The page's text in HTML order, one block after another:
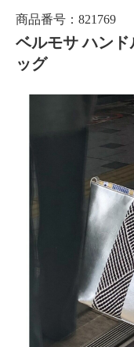
商品番号：821769
ベルモサ ハン
ッグ